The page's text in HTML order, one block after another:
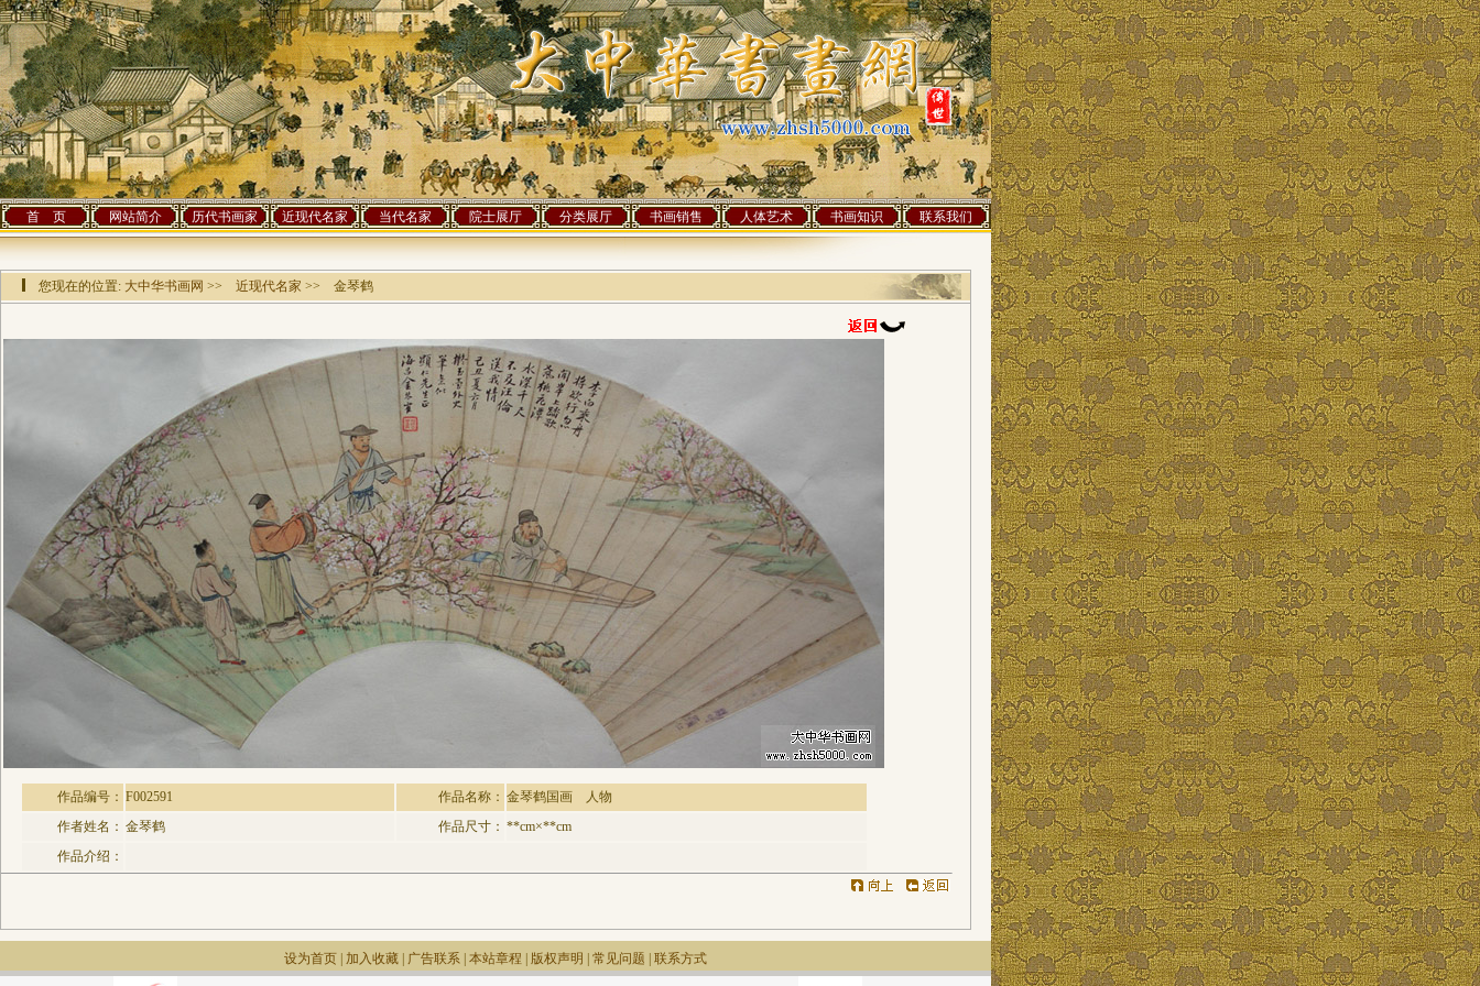
首 页 网站简介 历代书画家 近现代名家 当代名家 院士展厅 分类展厅 书画销售 人体艺术 书画知识 联系我们
您现在的位置: 大中华书画网 >> 近现代名家 >> 金琴鹤
作品编号： F002591 作品名称： 金琴鹤国画 人物
作者姓名： 金琴鹤 作品尺寸： **cm×**cm
作品介绍：
设为首页 加入收藏 广告联系 本站章程 版权声明 常见问题 联系方式